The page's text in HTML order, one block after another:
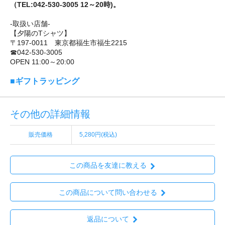
（TEL:042-530-3005 12～20時)。
-取扱い店舗-
【夕陽のTシャツ】
〒197-0011 東京都福生市福生2215
☎042-530-3005
OPEN 11:00～20:00
■ギフトラッピング
その他の詳細情報
販売価格 5,280円(税込)
この商品を友達に教える
この商品について問い合わせる
返品について